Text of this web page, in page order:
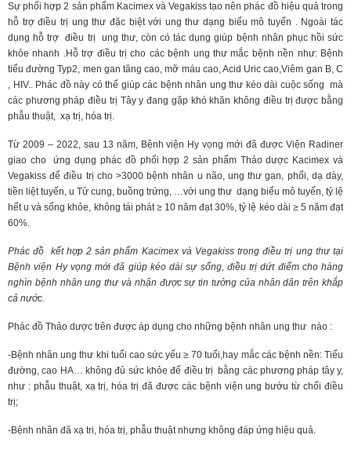
Sự phối hợp 2 sản phẩm Kacimex và Vegakiss tạo nên phác đồ hiệu quả trong
hỗ trợ điều trị ung thư đặc biệt với ung thư dạng biểu mô tuyến . Ngoài tác
dụng hỗ trợ điều trị ung thư, còn có tác dụng giúp bệnh nhân phục hồi sức
khỏe nhanh .Hỗ trợ điều trị cho các bệnh ung thư mắc bệnh nền như: Bệnh
tiểu đường Typ2, men gan tăng cao, mỡ máu cao, Acid Uric cao,Viêm gan B, C
, HIV.. Phác đồ này có thể giúp các bệnh nhân ung thư kéo dài cuộc sống mà
các phương pháp điều trị Tây y đang gặp khó khăn không điều trị được bằng
phẫu thuật, xạ trị, hóa trị.
Từ 2009 – 2022, sau 13 năm, Bệnh viện Hy vọng mới đã được Viện Radiner
giao cho ứng dụng phác đồ phối hợp 2 sản phẩm Thảo dược Kacimex và
Vegakiss để điều trị cho >3000 bệnh nhân u não, ung thư gan, phổi, dạ dày,
tiền liệt tuyến, u Tử cung, buồng trứng, …với ung thư dạng biểu mô tuyến, tỷ lệ
hết u và sống khỏe, không tái phát ≥ 10 năm đạt 30%, tỷ lệ kéo dài ≥ 5 năm đạt
60%.
Phác đồ kết hợp 2 sản phẩm Kacimex và Vegakiss trong điều trị ung thư tại
Bệnh viện Hy vọng mới đã giúp kéo dài sự sống, điều trị dứt điểm cho hàng
nghìn bệnh nhân ung thư và nhận được sự tin tưởng của nhân dân trên khắp
cả nước.
Phác đồ Thảo dược trên được áp dụng cho những bệnh nhân ung thư nào :
-Bệnh nhân ung thư khi tuổi cao sức yếu ≥ 70 tuổi,hay mắc các bệnh nền: Tiểu
đường, cao HA… không đủ sức khỏe để điều trị bằng các phương pháp tây y,
như : phẫu thuật, xạ trị, hóa trị đã được các bệnh viện ung bướu từ chối điều
trị;
-Bệnh nhân đã xạ tri, hóa trị, phẫu thuật nhưng không đáp ứng hiệu quả.